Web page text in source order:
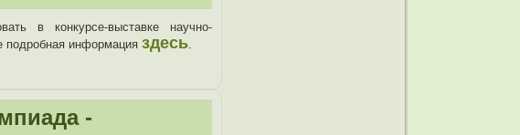
в конкурсе-выставке научно-
подробная информация здесь.
-